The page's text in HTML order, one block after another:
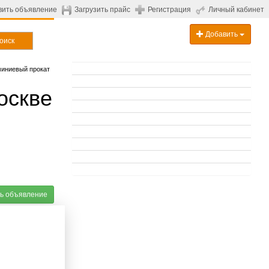
объявление Загрузить прайс Регистрация Личный кабинет
Добавить
прокат
объявление